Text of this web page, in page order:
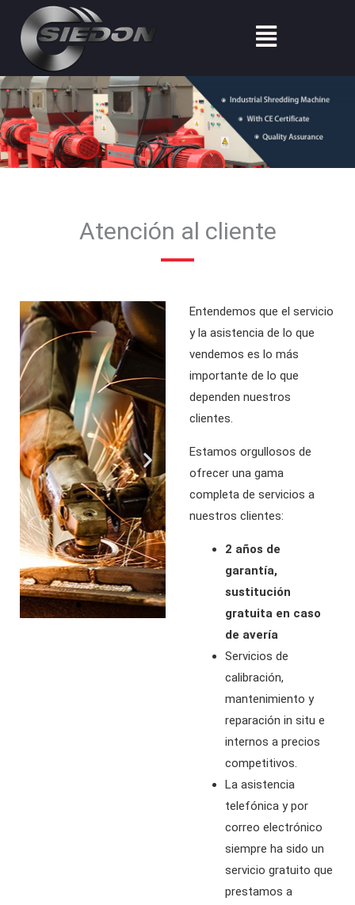
contenido
Menú
Atención al cliente
Entendemos que el servicio
y la asistencia de lo que
vendemos es lo más
importante de lo que
dependen nuestros
clientes.
Estamos orgullosos de
ofrecer una gama
completa de servicios a
nuestros clientes:
2 años de
garantía,
sustitución
gratuita en caso
de avería
Servicios de
calibración,
mantenimiento y
reparación in situ e
internos a precios
competitivos.
La asistencia
telefónica y por
correo electrónico
siempre ha sido un
servicio gratuito que
prestamos a